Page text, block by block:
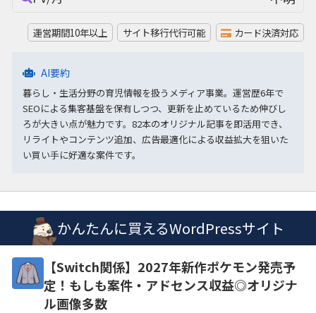
運営期間10年以上 サイト移行代行可能 カード決済対応
AI要約
暮らし・生活分野の育児情報を扱うメディア事業。運営歴6年で
SEOによる集客基盤を保有しつつ、更新を止めているため伸びし
ろが大きい点が魅力です。82本のオリジナル記事を即活用でき、
リライトやコンテンツ追加、広告最適化による収益拡大を狙いた
い買い手に好適な案件です。
かんたんに買えるWordPressサイト
【Switch関係】2027年新作ポケモン発売予
定！もしも案件・アドセンス収益◎オリジナ
ル画像多数